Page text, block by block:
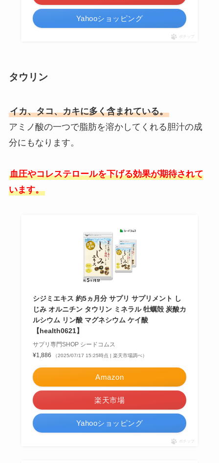
Yahooショッピング
ポチップ
タウリン
イカ、タコ、カキに多く含まれている。
アミノ酸の一つで脂肪を溶かしてくれる胆汁の成
分にもなります。
血圧やコレステロールを下げる効果が期待されて
います。
シジミエキス 約5ヵ月分 サプリ サプリメント し
じみ オルニチン タウリン ミネラル 牡蠣殻 炭酸カ
ルシウム リン酸 マグネシウム ケイ酸
【health0621】
サプリ専門SHOP シードコムス
¥1,886
（2025/07/17 15:25時点 | 楽天市場調べ）
Amazon
楽天市場
Yahooショッピング
ポチップ